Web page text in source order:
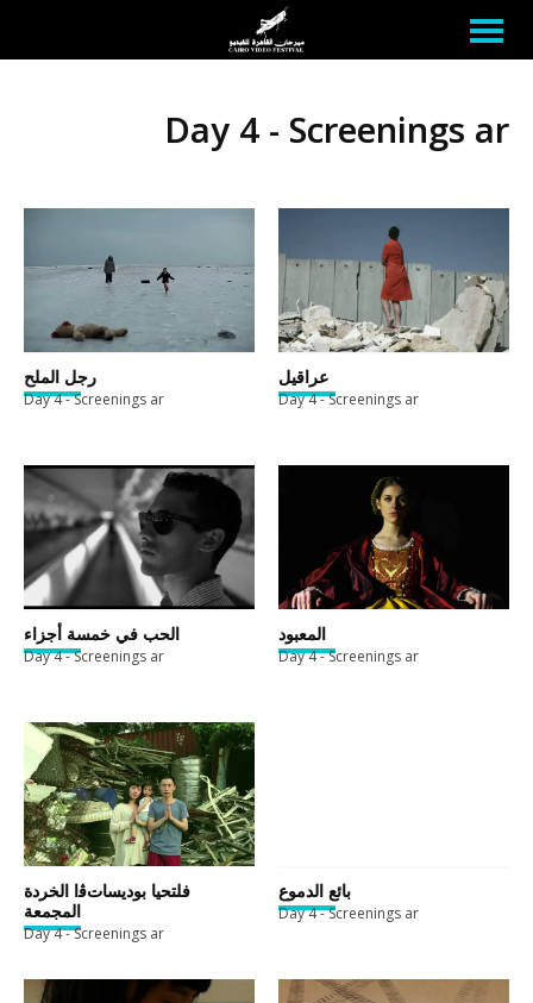
Day 4 - Screenings ar
رجل الملح
Day 4 - Screenings ar
عراقيل
Day 4 - Screenings ar
الحب في خمسة أجزاء
Day 4 - Screenings ar
المعبود
Day 4 - Screenings ar
فلتحيا بوديساتﭬا الخردة
المجمعة
Day 4 - Screenings ar
بائع الدموع
Day 4 - Screenings ar